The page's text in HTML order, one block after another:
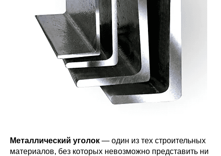
Металлический уголок — один из тех строительных
материалов, без которых невозможно представить ни